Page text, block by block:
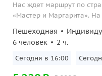
Нас ждет маршрут по
«Мастер и Маргарита». На
Пешеходная
6 человек
2 ч.
Сегодня в 16:00